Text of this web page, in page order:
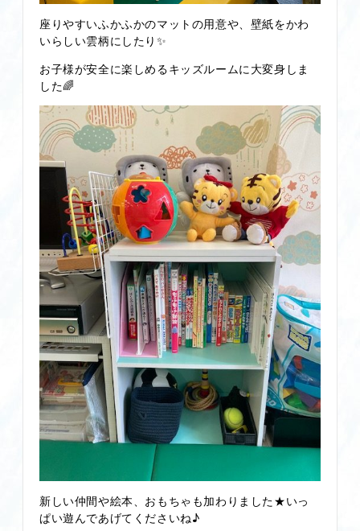
座りやすいふかふかのマットの用意や、壁紙をかわ
いらしい雲柄にしたり✨
お子様が安全に楽しめるキッズルームに大変身しま
した🌈
新しい仲間や絵本、おもちゃも加わりました★いっ
ぱい遊んであげてくださいね♪